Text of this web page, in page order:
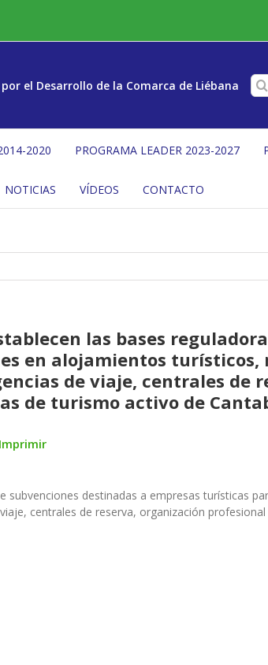
el Desarrollo de la Comarca de Liébana
2020 PROGRAMA LEADER 2023-2027
NOTICIAS VÍDEOS CONTACTO
las bases
en alojamientos turísticos,
de viaje, centrales de
de turismo activo de
Imprimir
destinadas a empresas turísticas
centrales de reserva, organización